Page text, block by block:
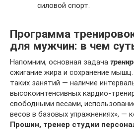
силовой спорт.
Программа
для мужчин: в чем
Напомним, основная задача
сжигание жира и сохранение
таких занятий — наличие
высокоинтенсивных кардио-
свободными весами,
весов в базовых упражнениях», —
Прошин, тренер студии